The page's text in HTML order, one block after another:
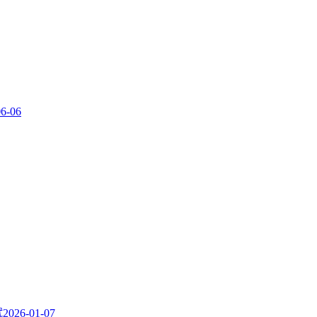
06
2026-01-07